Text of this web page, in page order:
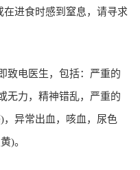
进食时感到窒息，请寻求
致电医生，包括：严重的
无力，精神错乱，严重的
异常出血，咳血，尿色
)。